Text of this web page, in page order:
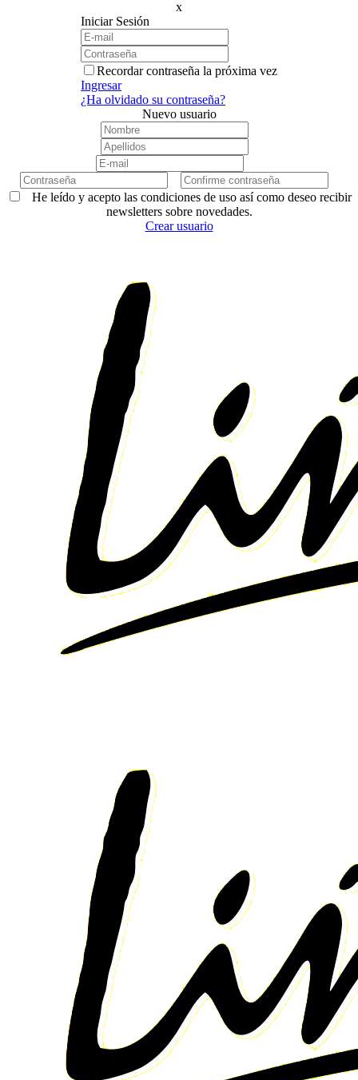
x
Iniciar Sesión
Recordar contraseña la próxima vez
Ingresar
¿Ha olvidado su contraseña?
Nuevo usuario
He leído y acepto las condiciones de uso así como deseo recibir
newsletters sobre novedades.
Crear usuario